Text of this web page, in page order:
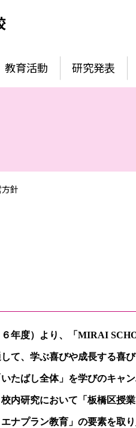
教育活動 研究発表
針
年度）より、「 MIRAI
て、学ぶ喜びや成長する喜
たばし全体」を学びのキャン
内研究において「板橋区授
ナプラン教育」の要素を取